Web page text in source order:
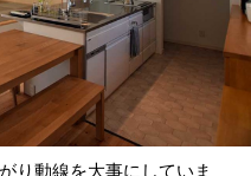
り動線を大事にしていま